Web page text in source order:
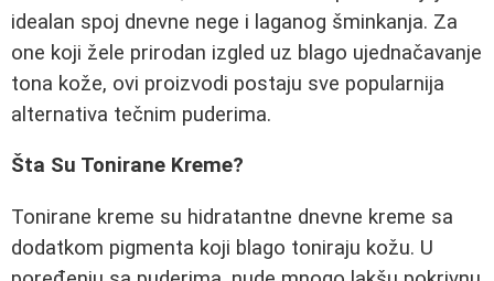
idealan spoj dnevne nege i laganog šminkanja. Za
one koji žele prirodan izgled uz blago ujednačavanje
tona kože, ovi proizvodi postaju sve popularnija
alternativa tečnim puderima.
Šta Su Tonirane Kreme?
Tonirane kreme su hidratantne dnevne kreme sa
dodatkom pigmenta koji blago toniraju kožu. U